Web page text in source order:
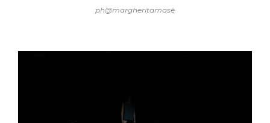
ph@margheritamasè